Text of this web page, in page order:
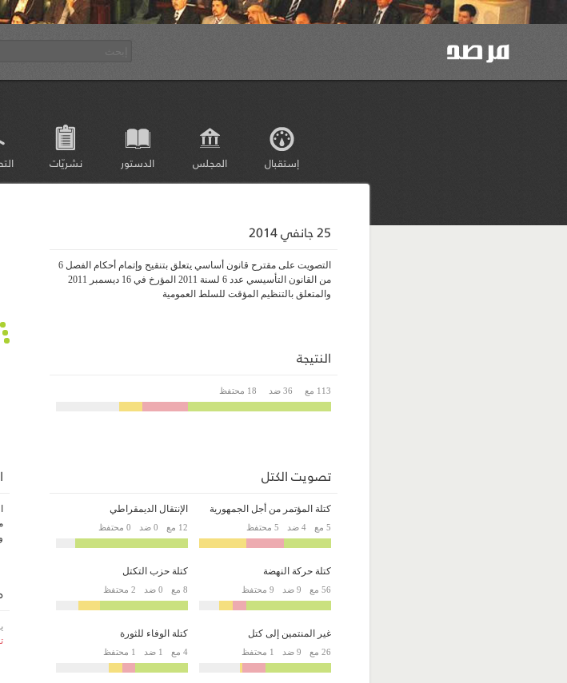
إستقبال المجلس الدستور نشريّات
25 جانفي 2014
التصويت على مقترح قانون أساسي يتعلق بتنقيح وإتمام أحكام الفصل 6
من القانون التأسيسي عدد 6 لسنة 2011 المؤرخ في 16 ديسمبر 2011
والمتعلق بالتنظيم المؤقت للسلط العمومية
النتيجة
113 مع 36 ضد 18 محتفظ
تصويت الكتل
كتلة المؤتمر من أجل الجمهورية
5 مع 4 ضد 5 محتفظ
الإنتقال الديمقراطي
12 مع 0 ضد 0 محتفظ
كتلة حركة النهضة
56 مع 9 ضد 9 محتفظ
كتلة حزب التكتل
8 مع 0 ضد 2 محتفظ
غير المنتمين إلى كتل
26 مع 9 ضد 1 محتفظ
كتلة الوفاء للثورة
4 مع 1 ضد 1 محتفظ